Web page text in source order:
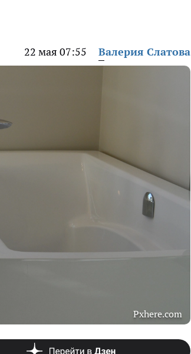
22 мая 07:55 Валерия Слатова
Pxhere.com